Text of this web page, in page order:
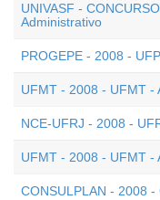
UNIVASF -
Administrativo
PROGEPE - 2008 -
UFMT - 2008 - UFMT -
NCE-UFRJ - 2008 -
UFMT - 2008 - UFMT -
CONSULPLAN - 2008 -